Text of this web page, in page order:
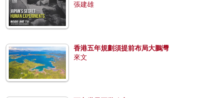
張建雄
香港五年規劃須提前布局大鵬灣
來文